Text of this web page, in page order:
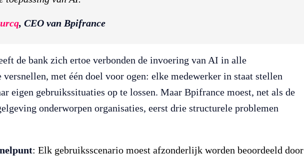
, CEO van Bpifrance
de bank zich ertoe verbonden de invoering van AI in alle
met één doel voor ogen: elke medewerker in staat stellen
eigen gebruikssituaties op te lossen. Maar Bpifrance moest, net als de
onderworpen organisaties, eerst drie structurele problemen
: Elk gebruiksscenario moest afzonderlijk worden beoordeeld door